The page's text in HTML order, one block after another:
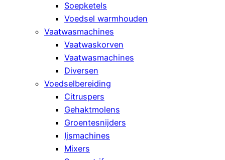
Soepketels
Voedsel warmhouden
Vaatwasmachines
Vaatwaskorven
Vaatwasmachines
Diversen
Voedselbereiding
Citruspers
Gehaktmolens
Groentesnijders
Ijsmachines
Mixers